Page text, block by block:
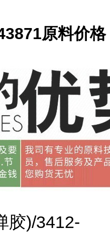
原料价格
胶)/3412-